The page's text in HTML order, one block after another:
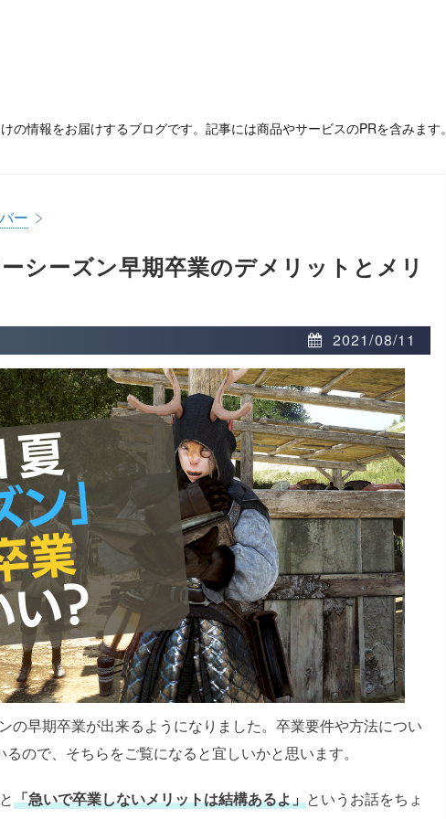
の情報をお届けするブログです。記事には商品やサービスのPRを含みます。
ー >
シーズン早期卒業のデメリットとメリ
2021/08/11
の早期卒業が出来るようになりました。卒業要件や方法につい
ので、そちらをご覧になると宜しいかと思います。
「急いで卒業しないメリットは結構あるよ」というお話をちょ